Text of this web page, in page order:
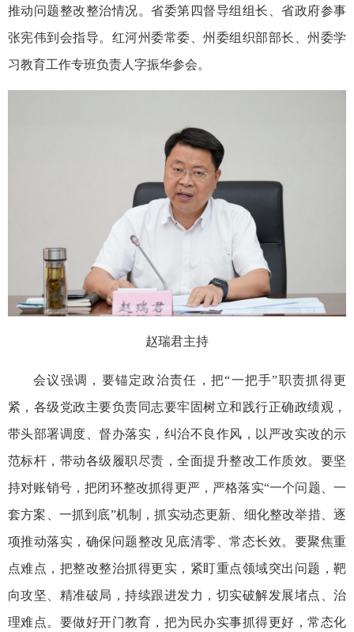
推动问题整改整治情况。省委第四督导组组长、省政府参事
张宪伟到会指导。红河州委常委、州委组织部部长、州委学
习教育工作专班负责人字振华参会。
赵瑞君主持
会议强调，要锚定政治责任，把“一把手”职责抓得更
紧，各级党政主要负责同志要牢固树立和践行正确政绩观，
带头部署调度、督办落实，纠治不良作风，以严改实改的示
范标杆，带动各级履职尽责，全面提升整改工作质效。要坚
持对账销号，把闭环整改抓得更严，严格落实“一个问题、一
套方案、一抓到底”机制，抓实动态更新、细化整改举措、逐
项推动落实，确保问题整改见底清零、常态长效。要聚焦重
点难点，把整改整治抓得更实，紧盯重点领域突出问题，靶
向攻坚、精准破局，持续跟进发力，切实破解发展堵点、治
理难点。要做好开门教育，把为民办实事抓得更好，常态化